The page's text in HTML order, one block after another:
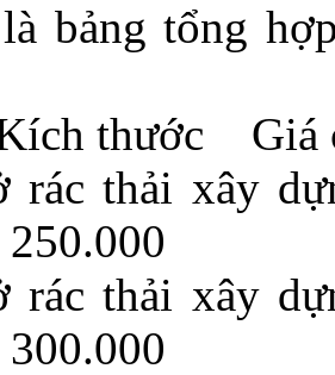
bảng tổng
thước Giá
rác thải xây
rác thải xây